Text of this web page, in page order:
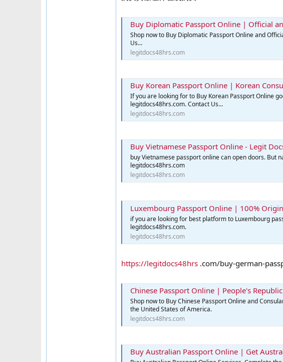
Buy Diplomatic Passport Online | Official
Shop now to Buy Diplomatic Passport Online and
Us...
legitdocs48hrs.com
Buy Korean Passport Online | Korean
If you are looking for to Buy Korean Passport Online
legitdocs48hrs.com. Contact Us...
legitdocs48hrs.com
Buy Vietnamese Passport Online - Legit
buy Vietnamese passport online can open doors. But
legitdocs48hrs.com
legitdocs48hrs.com
Luxembourg Passport Online | 100%
if you are looking for best platform to Luxembourg
legitdocs48hrs.com.
legitdocs48hrs.com
https://legitdocs48hrs .com/buy-german-
Chinese Passport Online | People's
Shop now to Buy Chinese Passport Online and
the United States of America.
legitdocs48hrs.com
Buy Australian Passport Online | Get